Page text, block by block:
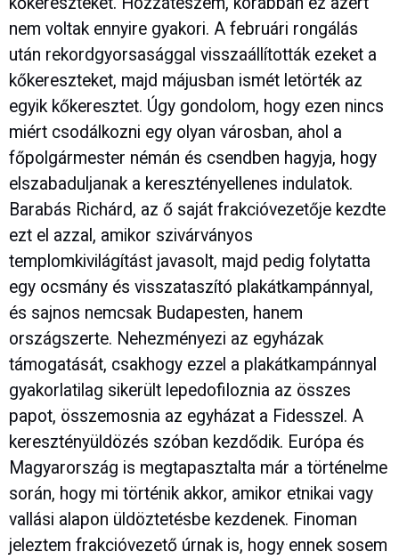
nem voltak ennyire gyakori. A februári rongálás
után rekordgyorsasággal visszaállították ezeket a
kőkereszteket, majd májusban ismét letörték az
egyik kőkeresztet. Úgy gondolom, hogy ezen nincs
miért csodálkozni egy olyan városban, ahol a
főpolgármester némán és csendben hagyja, hogy
elszabaduljanak a keresztényellenes indulatok.
Barabás Richárd, az ő saját frakcióvezetője kezdte
ezt el azzal, amikor szivárványos
templomkivilágítást javasolt, majd pedig folytatta
egy ocsmány és visszataszító plakátkampánnyal,
és sajnos nemcsak Budapesten, hanem
országszerte. Nehezményezi az egyházak
támogatását, csakhogy ezzel a plakátkampánnyal
gyakorlatilag sikerült lepedofiloznia az összes
papot, összemosnia az egyházat a Fidesszel. A
keresztényüldözés szóban kezdődik. Európa és
Magyarország is megtapasztalta már a történelme
során, hogy mi történik akkor, amikor etnikai vagy
vallási alapon üldöztetésbe kezdenek. Finoman
jeleztem frakcióvezető úrnak is, hogy ennek sosem